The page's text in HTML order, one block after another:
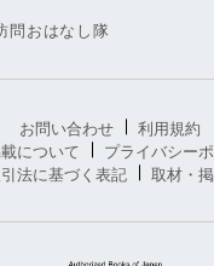
おはなし隊
お問い合わせ
利用規約
について
プライバシー
法に基づく表記
取材・